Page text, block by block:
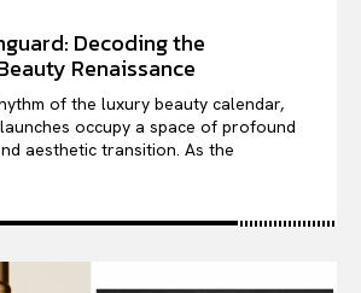
Decoding the
Renaissance
of the luxury beauty calendar,
occupy a space of profound
aesthetic transition. As the